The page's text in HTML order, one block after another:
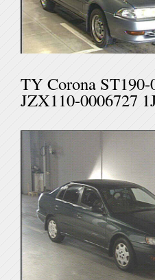
TY Corona
JZX110-0006727